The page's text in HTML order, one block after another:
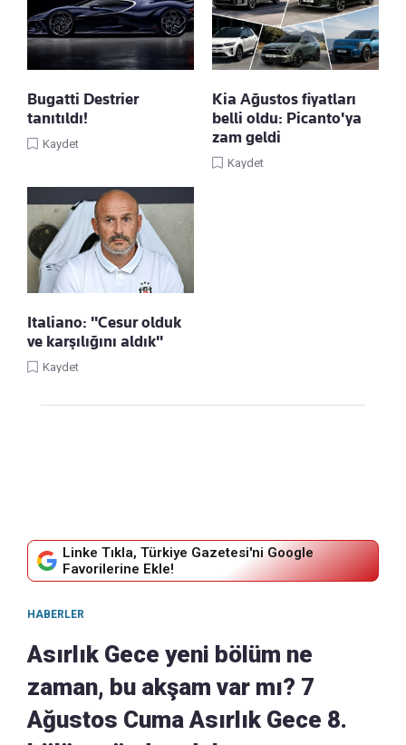
Bugatti Destrier
tanıtıldı!
Kaydet
Kia Ağustos fiyatları
belli oldu: Picanto'ya
zam geldi
Kaydet
Italiano: "Cesur olduk
ve karşılığını aldık"
Kaydet
Linke Tıkla, Türkiye Gazetesi'ni Google
Favorilerine Ekle!
HABERLER
Asırlık Gece yeni bölüm ne
zaman, bu akşam var mı? 7
Ağustos Cuma Asırlık Gece 8.